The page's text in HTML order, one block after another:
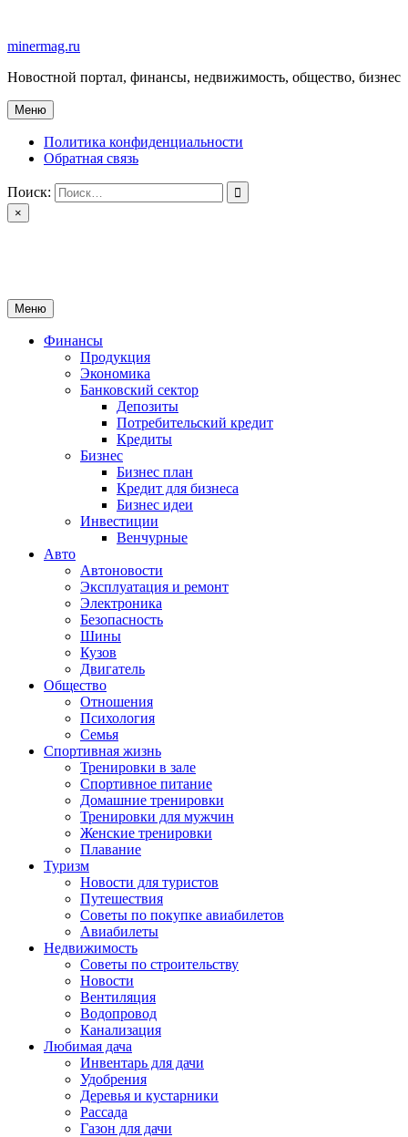
содержимому
minermag.ru
Новостной портал, финансы, недвижимость, общество, бизнес
Меню
Политика конфиденциальности
Обратная связь
Поиск:
×
Меню
Финансы
Продукция
Экономика
Банковский сектор
Депозиты
Потребительский кредит
Кредиты
Бизнес
Бизнес план
Кредит для бизнеса
Бизнес идеи
Инвестиции
Венчурные
Авто
Автоновости
Эксплуатация и ремонт
Электроника
Безопасность
Шины
Кузов
Двигатель
Общество
Отношения
Психология
Семья
Спортивная жизнь
Тренировки в зале
Спортивное питание
Домашние тренировки
Тренировки для мужчин
Женские тренировки
Плавание
Туризм
Новости для туристов
Путешествия
Советы по покупке авиабилетов
Авиабилеты
Недвижимость
Советы по строительству
Новости
Вентиляция
Водопровод
Канализация
Любимая дача
Инвентарь для дачи
Удобрения
Деревья и кустарники
Рассада
Газон для дачи